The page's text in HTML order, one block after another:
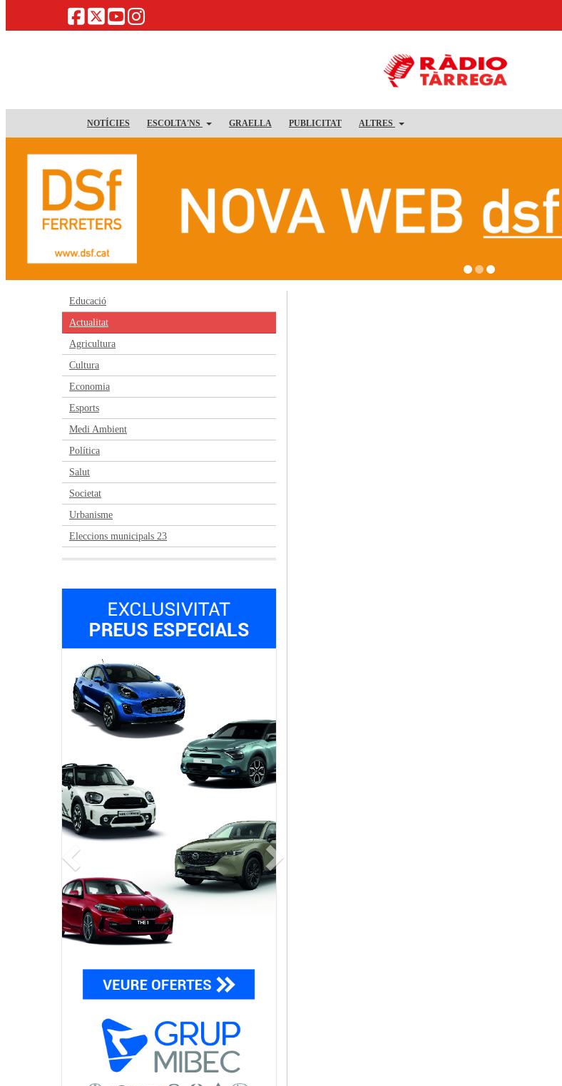
NOTÍCIES ESCOLTA'NS GRAELLA PUBLICITAT ALTRES
Educació
Actualitat
Agricultura
Cultura
Economia
Esports
Medi Ambient
Política
Salut
Societat
Urbanisme
Eleccions municipals 23